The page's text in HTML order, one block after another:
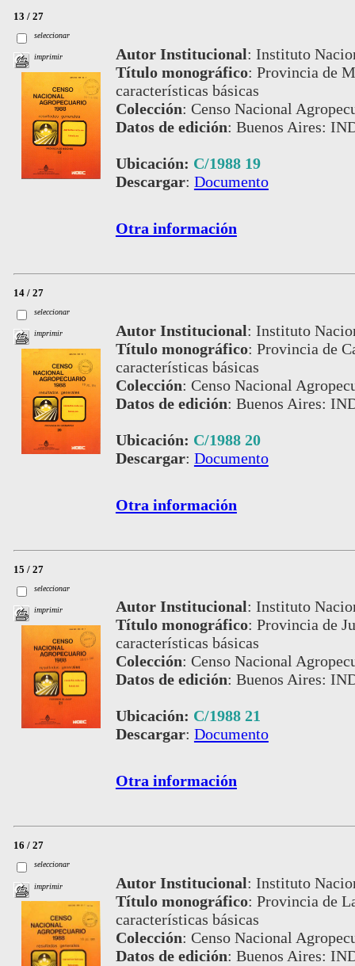
13 / 27
seleccionar
imprimir Autor Institucional: Instituto
Título monográfico: Provincia de
características básicas
Colección: Censo Nacional
Datos de edición: Buenos Aires:
Ubicación: C/1988 19
Descargar: Documento
Otra información
14 / 27
seleccionar
imprimir Autor Institucional: Instituto
Título monográfico: Provincia de
características básicas
Colección: Censo Nacional
Datos de edición: Buenos Aires:
Ubicación: C/1988 20
Descargar: Documento
Otra información
15 / 27
seleccionar
imprimir Autor Institucional: Instituto
Título monográfico: Provincia de
características básicas
Colección: Censo Nacional
Datos de edición: Buenos Aires:
Ubicación: C/1988 21
Descargar: Documento
Otra información
16 / 27
seleccionar
imprimir Autor Institucional: Instituto
Título monográfico: Provincia de
características básicas
Colección: Censo Nacional
Datos de edición: Buenos Aires: